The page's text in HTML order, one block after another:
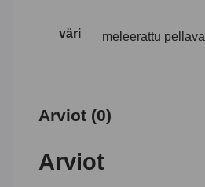
väri meleerattu pellava
Arviot (0)
Arviot